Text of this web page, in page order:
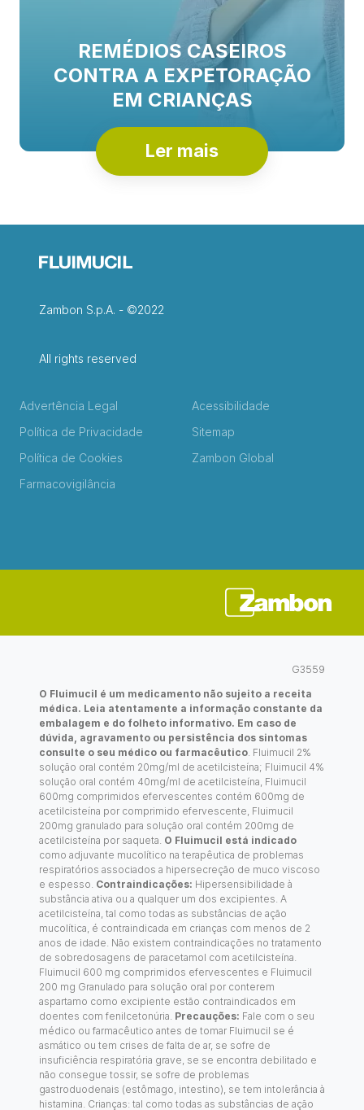
REMÉDIOS CASEIROS
CONTRA A EXPETORAÇÃO
EM CRIANÇAS
Ler mais
Zambon S.p.A. - ©2022
All rights reserved
Advertência Legal
Política de Privacidade
Política de Cookies
Farmacovigilância
Acessibilidade
Sitemap
Zambon Global
G3559
O Fluimucil é um medicamento não sujeito a receita
médica. Leia atentamente a informação constante da
embalagem e do folheto informativo. Em caso de
dúvida, agravamento ou persistência dos sintomas
consulte o seu médico ou farmacêutico . Fluimucil 2%
solução oral contém 20mg/ml de acetilcisteína; Fluimucil 4%
solução oral contém 40mg/ml de acetilcisteína, Fluimucil
600mg comprimidos efervescentes contém 600mg de
acetilcisteína por comprimido efervescente, Fluimucil
200mg granulado para solução oral contém 200mg de
acetilcisteína por saqueta. O Fluimucil está indicado
como adjuvante mucolítico na terapêutica de problemas
respiratórios associados a hipersecreção de muco viscoso
e espesso. Contraindicações: Hipersensibilidade à
substância ativa ou a qualquer um dos excipientes. A
acetilcisteína, tal como todas as substâncias de ação
mucolítica, é contraindicada em crianças com menos de 2
anos de idade. Não existem contraindicações no tratamento
de sobredosagens de paracetamol com acetilcisteína.
Fluimucil 600 mg comprimidos efervescentes e Fluimucil
200 mg Granulado para solução oral por conterem
aspartamo como excipiente estão contraindicados em
doentes com fenilcetonúria. Precauções: Fale com o seu
médico ou farmacêutico antes de tomar Fluimucil se é
asmático ou tem crises de falta de ar, se sofre de
insuficiência respiratória grave, se se encontra debilitado e
não consegue tossir, se sofre de problemas
gastroduodenais (estômago, intestino), se tem intolerância à
histamina. Crianças: tal como todas as substâncias de ação